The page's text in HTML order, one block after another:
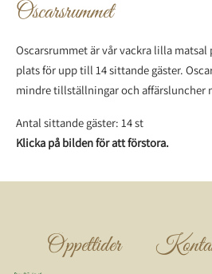
Oscarsrummet
Oscarsrummet är vår vackra lilla matsal
plats för upp till 14 sittande gäster.
mindre tillställningar och affärsluncher
Antal sittande gäster: 14 st
Klicka på bilden för att förstora.
Öppettider